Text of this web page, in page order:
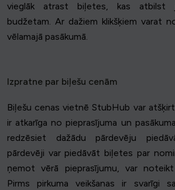
vieglāk atrast biļetes, kas atbilst
budžetam. Ar dažiem klikšķiem varat
vēlamajā pasākumā.
Izpratne par biļešu cenām
Biļešu cenas vietnē StubHub var
ir atkarīga no pieprasījuma un
redzēsiet dažādu pārdevēju
pārdevēji var piedāvāt biļetes par
ņemot vērā pieprasījumu, var
Pirms pirkuma veikšanas ir svarīgi